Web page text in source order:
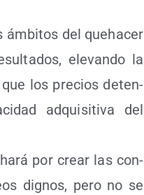
ámbi­tos del queha­cer
ele­van­do la
los pre­cios deten­
adqui­si­ti­va del
por crear las con­
dig­nos, pero no se